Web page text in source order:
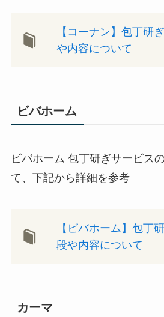
【コーナン】包丁研
や内容について
ビバホーム
ビバホーム 包丁研ぎサービス
て、下記から詳細を参考
【ビバホーム】包丁
段や内容について
カーマ